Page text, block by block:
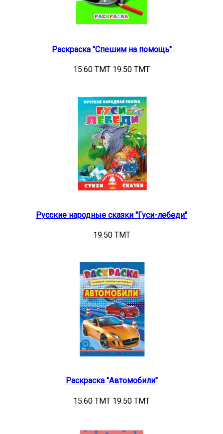
Раскраска "Спешим на помощь"
15.60 TMT 19.50 TMT
Русские народные сказки "Гуси-лебеди"
19.50 TMT
Раскраска "Автомобили"
15.60 TMT 19.50 TMT